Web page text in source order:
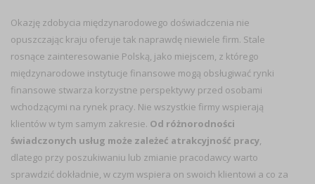
Okazję zdobycia międzynarodowego doświadczenia nie
opuszczając kraju oferuje tak naprawdę niewiele firm. Stale
rosnące zainteresowanie Polską, jako miejscem, z którego
międzynarodowe instytucje finansowe mogą obsługiwać rynki
finansowe stwarza korzystne perspektywy przed osobami
wchodzącymi na rynek pracy. Nie wszystkie firmy wspierają
klientów w tym samym zakresie. Od różnorodności
świadczonych usług może zależeć atrakcyjność pracy,
dlatego przy poszukiwaniu lub zmianie pracodawcy warto
sprawdzić dokładnie, w czym wspiera on swoich klientowi a co za